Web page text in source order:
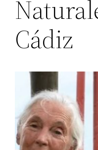
Cádiz